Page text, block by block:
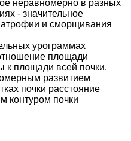
неравномерно в разных
- значительное
атрофии и сморщивания
урограммах
площади
к площади всей почки.
развитием
почки расстояние
контуром почки